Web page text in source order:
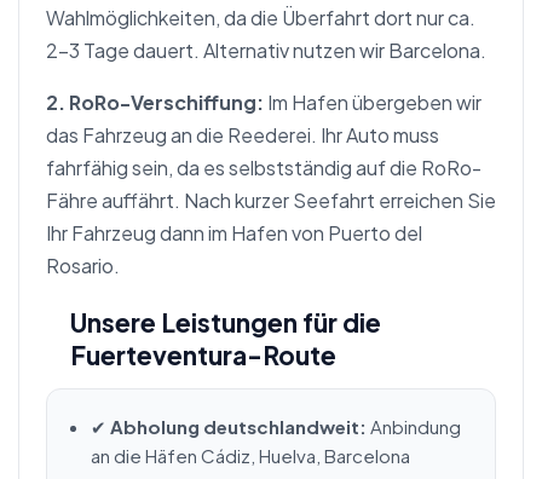
Wahlmöglichkeiten, da die Überfahrt dort nur ca.
2-3 Tage dauert. Alternativ nutzen wir Barcelona.
2. RoRo-Verschiffung: Im Hafen übergeben wir
das Fahrzeug an die Reederei. Ihr Auto muss
fahrfähig sein, da es selbstständig auf die RoRo-
Fähre auffährt. Nach kurzer Seefahrt erreichen Sie
Ihr Fahrzeug dann im Hafen von Puerto del
Rosario.
Unsere Leistungen für die
Fuerteventura-Route
✔ Abholung deutschlandweit: Anbindung
an die Häfen Cádiz, Huelva, Barcelona